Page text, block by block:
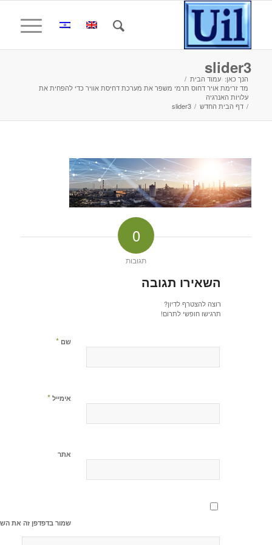
slider3
הנך כאן: עמוד הבית /
מד זרימת אויר דחוס תרמי משפר את מערכת דחיסת אוויר כדי להפחית את
עלויות האנרגיה
/ דף הבית החדש /
slider3
0
תגובות
השאירו תגובה
רוצה להצטרף לדיון?
תרגישו חופשי לתרום!
שם *
אימייל *
אתר
שמור בדפדפן זה את